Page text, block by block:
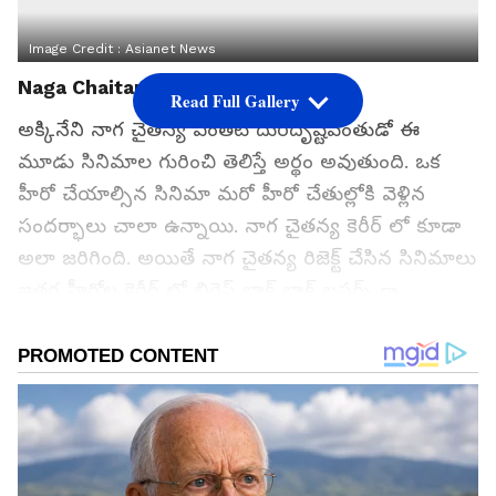
Image Credit :Asianet News
Naga Chaitanya
అక్కినేని నాగ చైతన్య ఎంతటి దురదృష్టవంతుడో ఈ
మూడు సినిమాల గురించి తెలిస్తే అర్థం అవుతుంది. ఒక
హీరో చేయాల్సిన సినిమా మరో హీరో చేతుల్లోకి వెళ్లిన
సందర్భాలు చాలా ఉన్నాయి. నాగ చైతన్య కెరీర్ లో కూడా
అలా జరిగింది. అయితే నాగ చైతన్య రిజెక్ట్ చేసిన సినిమాలు
రిజెక్ట్ చేశారు. ఆ సినిమాల జాబితా ఇప్పుడు చూద్దాం.
గూగుల్‌లో ఆసక్తికరమైన సమాచారం కోసం ఏసియానెట్ తెలుగు
ను మీ ఫ్రిఫర్డ్ సోర్స్ గా ఎంచుకోండి
Read Full Gallery